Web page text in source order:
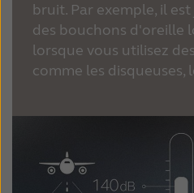
bruit. Par exemple, il
des bouchons d'oreille
lorsque vous utilisez
comme les disqueuses,